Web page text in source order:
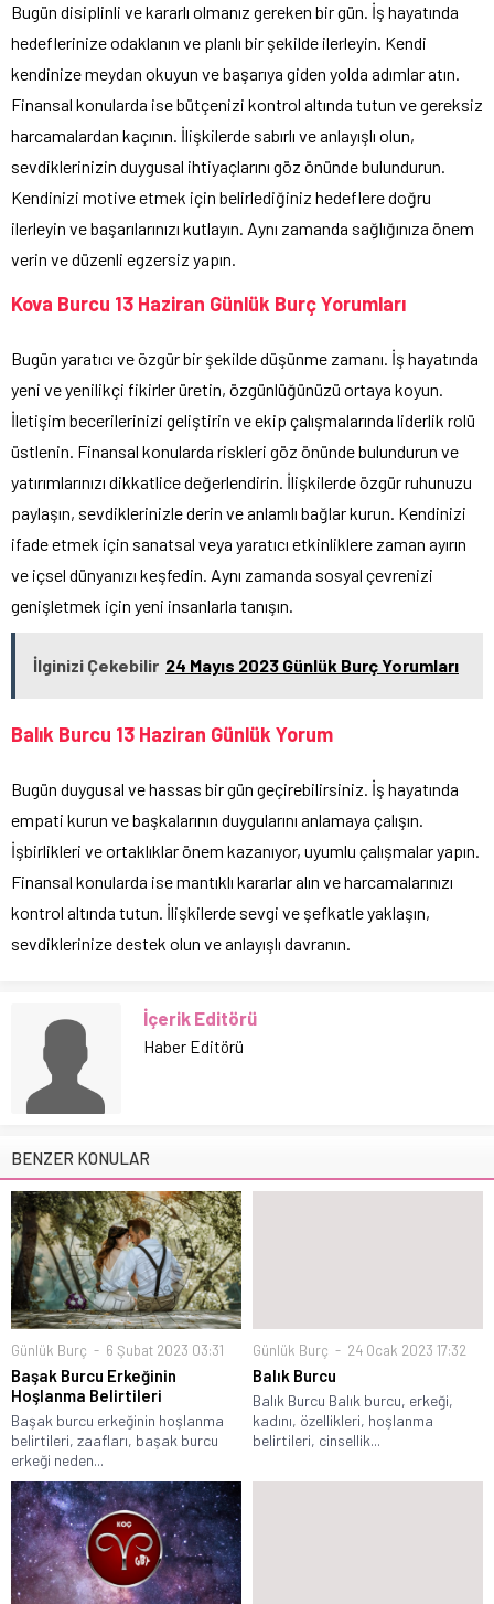
Bugün disiplinli ve kararlı olmanız gereken bir gün. İş hayatında
hedeflerinize odaklanın ve planlı bir şekilde ilerleyin. Kendi
kendinize meydan okuyun ve başarıya giden yolda adımlar atın.
Finansal konularda ise bütçenizi kontrol altında tutun ve gereksiz
harcamalardan kaçının. İlişkilerde sabırlı ve anlayışlı olun,
sevdiklerinizin duygusal ihtiyaçlarını göz önünde bulundurun.
Kendinizi motive etmek için belirlediğiniz hedeflere doğru
ilerleyin ve başarılarınızı kutlayın. Aynı zamanda sağlığınıza önem
verin ve düzenli egzersiz yapın.
Kova Burcu 13 Haziran Günlük Burç Yorumları
Bugün yaratıcı ve özgür bir şekilde düşünme zamanı. İş hayatında
yeni ve yenilikçi fikirler üretin, özgünlüğünüzü ortaya koyun.
İletişim becerilerinizi geliştirin ve ekip çalışmalarında liderlik rolü
üstlenin. Finansal konularda riskleri göz önünde bulundurun ve
yatırımlarınızı dikkatlice değerlendirin. İlişkilerde özgür ruhunuzu
paylaşın, sevdiklerinizle derin ve anlamlı bağlar kurun. Kendinizi
ifade etmek için sanatsal veya yaratıcı etkinliklere zaman ayırın
ve içsel dünyanızı keşfedin. Aynı zamanda sosyal çevrenizi
genişletmek için yeni insanlarla tanışın.
İlginizi Çekebilir 24 Mayıs 2023 Günlük Burç Yorumları
Balık Burcu 13 Haziran Günlük Yorum
Bugün duygusal ve hassas bir gün geçirebilirsiniz. İş hayatında
empati kurun ve başkalarının duygularını anlamaya çalışın.
İşbirlikleri ve ortaklıklar önem kazanıyor, uyumlu çalışmalar yapın.
Finansal konularda ise mantıklı kararlar alın ve harcamalarınızı
kontrol altında tutun. İlişkilerde sevgi ve şefkatle yaklaşın,
sevdiklerinize destek olun ve anlayışlı davranın.
İçerik Editörü
Haber Editörü
BENZER KONULAR
Günlük Burç 6 Şubat 2023 03:31
Başak Burcu Erkeğinin
Hoşlanma Belirtileri
Başak burcu erkeğinin hoşlanma
belirtileri, zaafları, başak burcu
erkeği neden...
Günlük Burç 24 Ocak 2023 17:32
Balık Burcu
Balık Burcu Balık burcu, erkeği,
kadını, özellikleri, hoşlanma
belirtileri, cinsellik...